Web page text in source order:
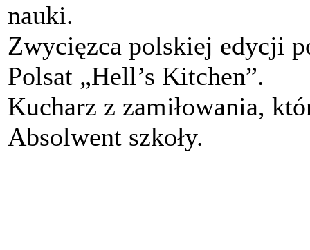
nauki.
Zwycięzca polskiej edycji
Polsat „Hell’s Kitchen”.
Kucharz z zamiłowania,
Absolwent szkoły.